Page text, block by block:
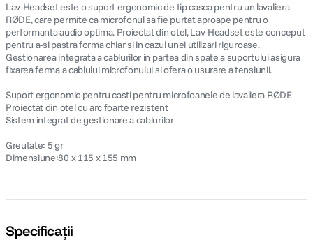
Lav-Headset este o suport ergonomic de tip casca pentru un lavaliera
RØDE, care permite ca microfonul sa fie purtat aproape pentru o
performanta audio optima. Proiectat din otel, Lav-Headset este conceput
pentru a-si pastra forma chiar si in cazul unei utilizari riguroase.
Gestionarea integrata a cablurilor in partea din spate a suportului asigura
fixarea ferma a cablului microfonului si ofera o usurare a tensiunii.
Suport ergonomic pentru casti pentru microfoanele de lavaliera RØDE
Proiectat din otel cu arc foarte rezistent
Sistem integrat de gestionare a cablurilor
Greutate: 5 gr
Dimensiune:80 x 115 x 155 mm
Specificații